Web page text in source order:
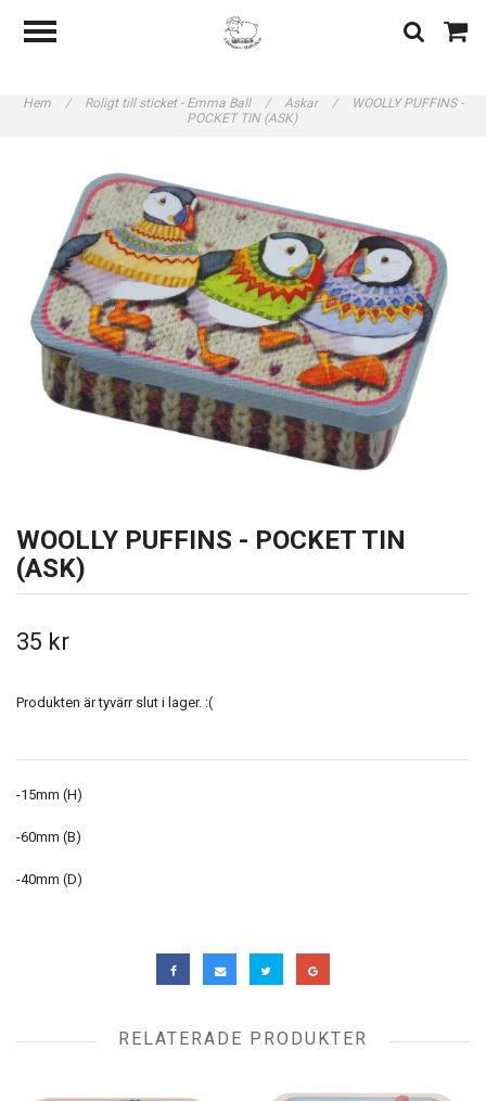
Hem / Roligt till sticket - Emma Ball / Askar /
WOOLLY PUFFINS -
POCKET TIN (ASK)
WOOLLY PUFFINS - POCKET TIN
(ASK)
35 kr
Produkten är tyvärr slut i lager. :(
-15mm (H)
-60mm (B)
-40mm (D)
RELATERADE PRODUKTER